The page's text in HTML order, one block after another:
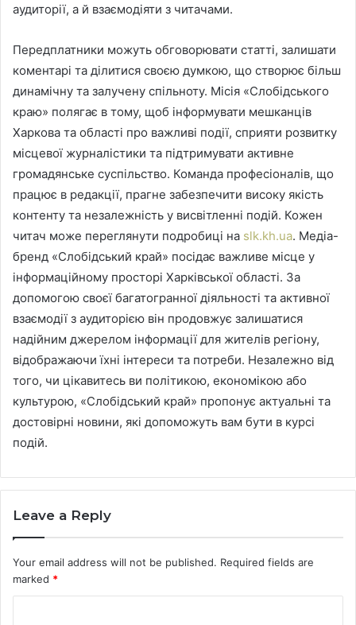
аудиторії, а й взаємодіяти з читачами.
Передплатники можуть обговорювати статті, залишати
коментарі та ділитися своєю думкою, що створює більш
динамічну та залучену спільноту. Місія «Слобідського
краю» полягає в тому, щоб інформувати мешканців
Харкова та області про важливі події, сприяти розвитку
місцевої журналістики та підтримувати активне
громадянське суспільство. Команда професіоналів, що
працює в редакції, прагне забезпечити високу якість
контенту та незалежність у висвітленні подій. Кожен
читач може переглянути подробиці на slk.kh.ua. Медіа-
бренд «Слобідський край» посідає важливе місце у
інформаційному просторі Харківської області. За
допомогою своєї багатогранної діяльності та активної
взаємодії з аудиторією він продовжує залишатися
надійним джерелом інформації для жителів регіону,
відображаючи їхні інтереси та потреби. Незалежно від
того, чи цікавитесь ви політикою, економікою або
культурою, «Слобідський край» пропонує актуальні та
достовірні новини, які допоможуть вам бути в курсі
подій.
Leave a Reply
Your email address will not be published. Required fields are
marked *